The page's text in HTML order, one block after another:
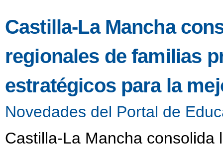
Castilla-La Mancha
regionales de familias
estratégicos para la
Novedades del Portal de
Castilla-La Mancha